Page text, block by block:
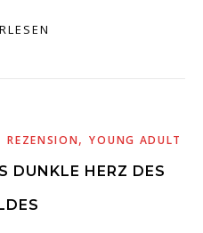
REZENSION,YOUNG ADULT
DUNKLE HERZ DES